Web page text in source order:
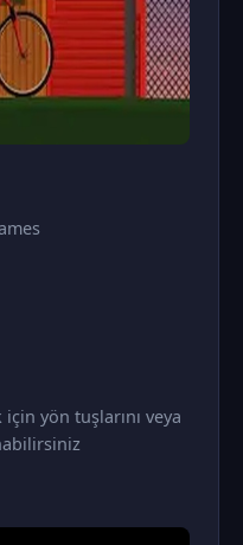
yön tuşlarını veya